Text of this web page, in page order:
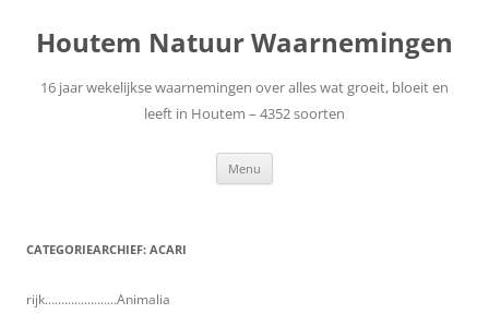
de
inhoud
Houtem Natuur Waarnemingen
16 jaar wekelijkse waarnemingen over alles wat groeit, bloeit en
leeft in Houtem – 4352 soorten
Menu
CATEGORIEARCHIEF: ACARI
rijk…………..……..Animalia